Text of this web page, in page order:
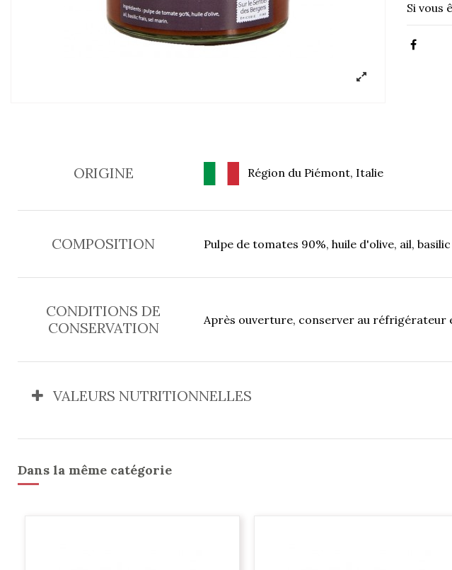
Si vous
ORIGINE Région du Piémont, Italie
COMPOSITION Pulpe de tomates 90%, huile d'olive, ail,
CONDITIONS DE
CONSERVATION
Après ouverture, conserver au réfrigérateur
VALEURS NUTRITIONNELLES
Dans la même catégorie